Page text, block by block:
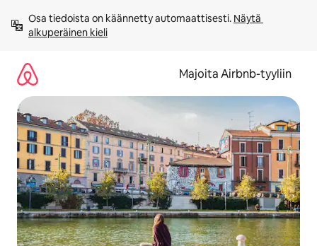
sisältö
väliin
Osa tiedoista on käännetty automaattisesti. Näytä
alkuperäinen kieli
Majoita Airbnb-tyyliin